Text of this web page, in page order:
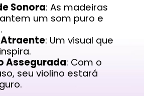
Sonora: As madeiras
um som puro e
: Um visual que
Assegurada: Com o
seu violino estará